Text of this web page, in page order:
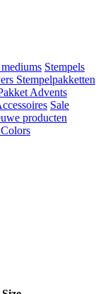
Stempels
Stempelpakketten
Advents
Sale
producten